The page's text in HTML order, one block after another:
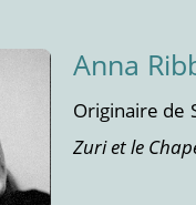
Anna
Originaire de
Zuri et le